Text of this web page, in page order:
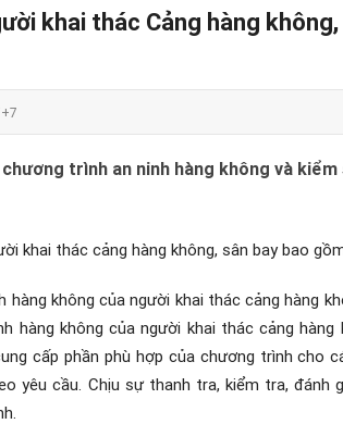
khai thác Cảng hàng
trình an ninh hàng không và
khai thác cảng hàng không, sân bay bao
hàng không của người khai thác cảng hàng
hàng không của người khai thác cảng
cấp phần phù hợp của chương trình cho
yêu cầu. Chịu sự thanh tra, kiểm tra,